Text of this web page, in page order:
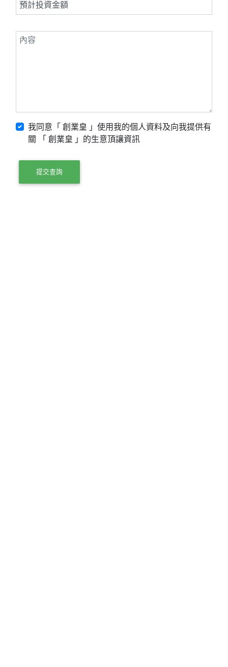
我同意「 創業皇 」使用我的個人資料及向我提供有
關 「 創業皇 」的生意頂讓資訊
提交查詢